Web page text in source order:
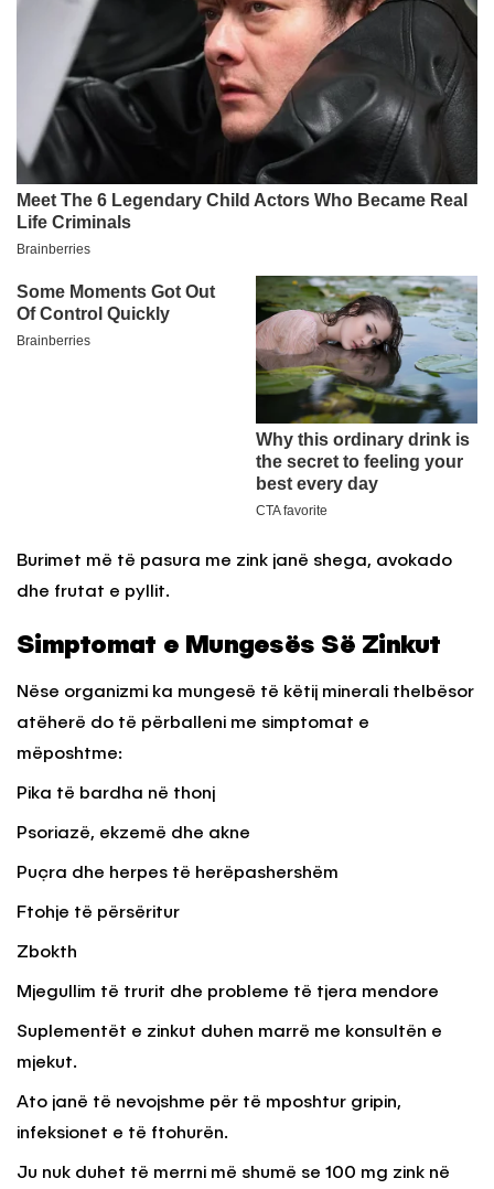
Burimet më të pasura me zink janë shega, avokado
dhe frutat e pyllit.
Simptomat e Mungesës Së Zinkut
Nëse organizmi ka mungesë të këtij minerali thelbësor
atëherë do të përballeni me simptomat e
mëposhtme:
Pika të bardha në thonj
Psoriazë, ekzemë dhe akne
Puçra dhe herpes të herëpashershëm
Ftohje të përsëritur
Zbokth
Mjegullim të trurit dhe probleme të tjera mendore
Suplementët e zinkut duhen marrë me konsultën e
mjekut.
Ato janë të nevojshme për të mposhtur gripin,
infeksionet e të ftohurën.
Ju nuk duhet të merrni më shumë se 100 mg zink në